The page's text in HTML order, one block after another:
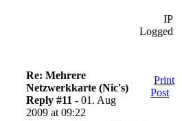
IP
Logged
Re: Mehrere
Netzwerkkarte (Nic's)
Reply #11 - 01. Aug
2009 at 09:22
Print
Post